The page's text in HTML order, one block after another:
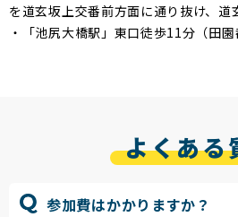
を道玄坂上交番前方面に通り抜け、道
・「池尻大橋駅」東口徒歩11分（田園
よくある
参加費はかかりますか？